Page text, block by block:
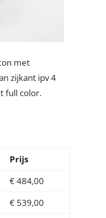
met
zijkant ipv 4
full color.
Prijs
€ 484,00
€ 539,00